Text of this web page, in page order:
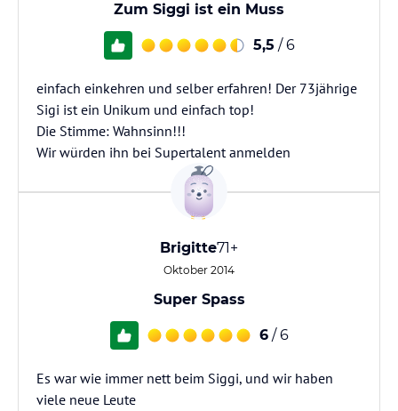
Zum Siggi ist ein Muss
5,5 / 6
einfach einkehren und selber erfahren! Der 73jährige
Sigi ist ein Unikum und einfach top!
Die Stimme: Wahnsinn!!!
Wir würden ihn bei Supertalent anmelden
Brigitte71+
Oktober 2014
Super Spass
6 / 6
Es war wie immer nett beim Siggi, und wir haben
viele neue Leute